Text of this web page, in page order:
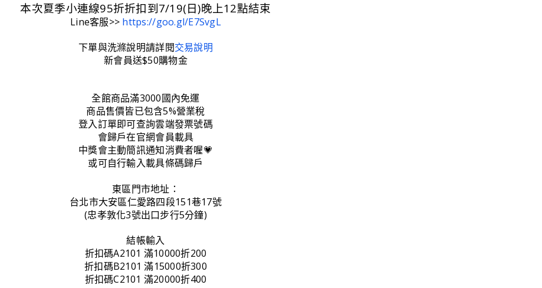
本次夏季小連線95折折扣到7/19(日)晚上12點結束
Line客服>> https://goo.gl/E7SvgL
下單與洗滌說明請詳閱交易說明
新會員送$50購物金
全館商品滿3000國內免運
商品售價皆已包含5%營業稅
登入訂單即可查詢雲端發票號碼
會歸戶在官網會員載具
中獎會主動簡訊通知消費者喔💗
或可自行輸入載具條碼歸戶
東區門市地址：
台北市大安區仁愛路四段151巷17號
(忠孝敦化3號出口步行5分鐘)
結帳輸入
折扣碼A2101 滿10000折200
折扣碼B2101 滿15000折300
折扣碼C2101 滿20000折400